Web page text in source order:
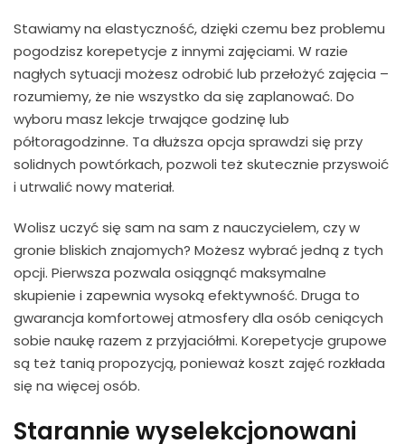
Stawiamy na elastyczność, dzięki czemu bez problemu
pogodzisz korepetycje z innymi zajęciami. W razie
nagłych sytuacji możesz odrobić lub przełożyć zajęcia –
rozumiemy, że nie wszystko da się zaplanować. Do
wyboru masz lekcje trwające godzinę lub
półtoragodzinne. Ta dłuższa opcja sprawdzi się przy
solidnych powtórkach, pozwoli też skutecznie przyswoić
i utrwalić nowy materiał.
Wolisz uczyć się sam na sam z nauczycielem, czy w
gronie bliskich znajomych? Możesz wybrać jedną z tych
opcji. Pierwsza pozwala osiągnąć maksymalne
skupienie i zapewnia wysoką efektywność. Druga to
gwarancja komfortowej atmosfery dla osób ceniących
sobie naukę razem z przyjaciółmi. Korepetycje grupowe
są też tanią propozycją, ponieważ koszt zajęć rozkłada
się na więcej osób.
Starannie wyselekcjonowani